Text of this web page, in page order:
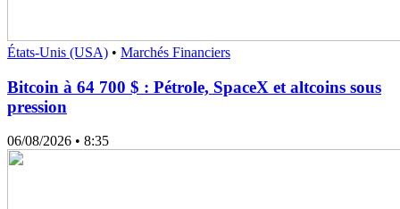
États-Unis (USA) • Marchés Financiers
Bitcoin à 64 700 $ : Pétrole, SpaceX et altcoins sous
pression
06/08/2026 • 8:35